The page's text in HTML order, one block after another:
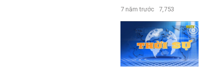
7 năm trước 7,753